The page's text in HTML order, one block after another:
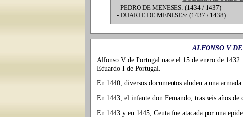
- PEDRO DE MENESES: (1434 / 1437)
- DUARTE DE MENESES: (1437 / 1438)
ALFONSO V
Alfonso V de Portugal nace el 15 de enero de
Eduardo I de Portugal.
En 1440, diversos documentos aluden a una armada
En 1443, el infante don Fernando, tras seis años de
En 1443 y en 1445, Ceuta fue atacada por una